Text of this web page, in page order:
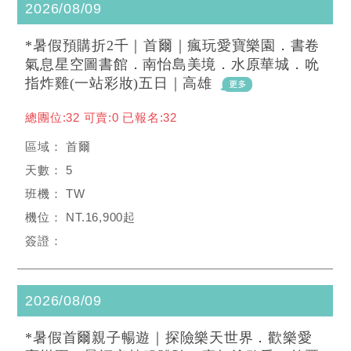
2026/08/09
*暑假預購折2千｜首爾｜瘋玩愛寶樂園．書卷
氣息星空圖書館．南怡島美境．水原華城．吮
指炸雞(一站彩妝)五日｜高雄
總團位:32 可賣:0 已報名:32
首爾
5
TW
NT.16,900起
2026/08/09
*暑假首爾親子暢遊｜探險樂天世界．歡樂愛